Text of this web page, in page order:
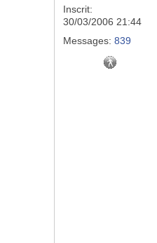
Inscrit:
30/03/2006 21:44
Messages: 839